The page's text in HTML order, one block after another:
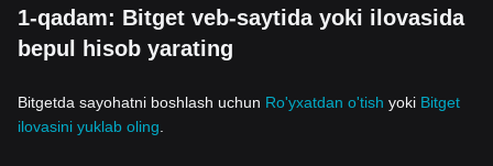
1-qadam: Bitget veb-saytida yoki ilovasida
bepul hisob yarating
Bitgetda sayohatni boshlash uchun Ro'yxatdan o'tish yoki Bitget
ilovasini yuklab oling